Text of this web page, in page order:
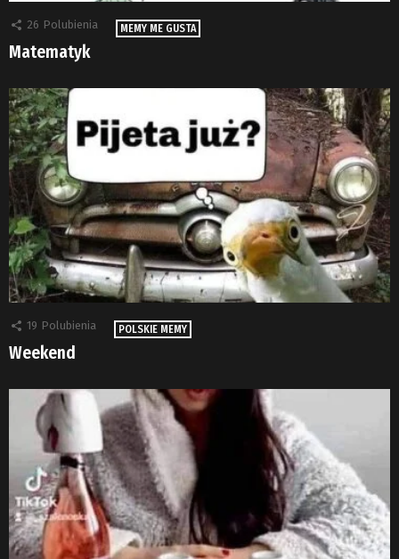
26 Polubienia MEMY ME GUSTA
Matematyk
19 Polubienia POLSKIE MEMY
Weekend